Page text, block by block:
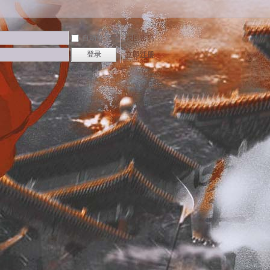
自动登录
找回密码
登录
立即注册